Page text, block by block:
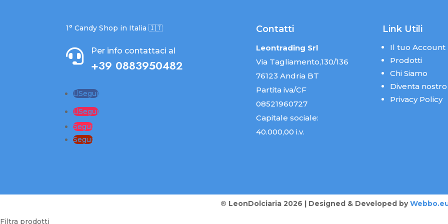
1° Candy Shop in Italia 🇮🇹
 Per info contattaci al
+39 0883950482
Segui
Segui
Segui
Segui
Contatti
Leontrading Srl
Via Tagliamento,130/136
76123 Andria BT
Partita iva/CF
08521960727
Capitale sociale:
40.000,00 i.v.
Link Utili
Il tuo Account
Prodotti
Chi Siamo
Diventa
Privacy Policy
® LeonDolciaria 2026 | Designed & Developed by
Filtra prodotti